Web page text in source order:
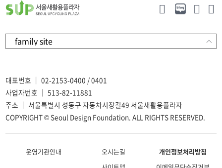
대표번호 ｜ 02-2153-0400 / 0401
사업자번호 ｜ 513-82-11881
주소 ｜ 서울특별시 성동구 자동차시장길49 서울새활용플라자
COPYRIGHT © Seoul Design Foundation. ALL RIGHTS RESERVED.
운영기관안내 오시는길
개인정보처리방침